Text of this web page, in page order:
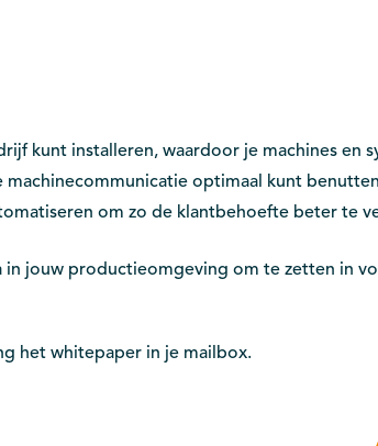
kunt installeren, waardoor je machines en
machinecommunicatie optimaal kunt
om zo de klantbehoefte beter te
in jouw productieomgeving om te zetten in
het whitepaper in je mailbox.